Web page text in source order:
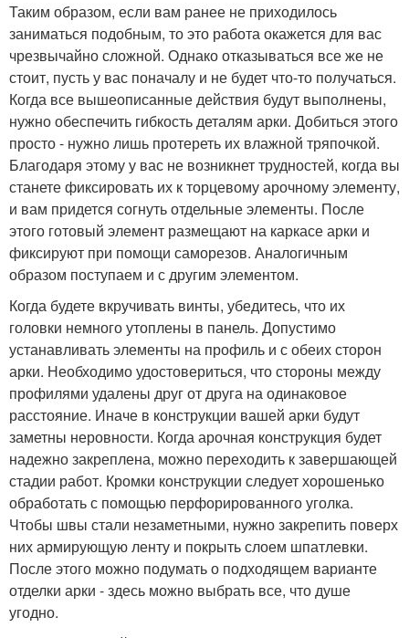
Таким образом, если вам ранее не приходилось
заниматься подобным, то это работа окажется для вас
чрезвычайно сложной. Однако отказываться все же не
стоит, пусть у вас поначалу и не будет что-то получаться.
Когда все вышеописанные действия будут выполнены,
нужно обеспечить гибкость деталям арки. Добиться этого
просто - нужно лишь протереть их влажной тряпочкой.
Благодаря этому у вас не возникнет трудностей, когда вы
станете фиксировать их к торцевому арочному элементу,
и вам придется согнуть отдельные элементы. После
этого готовый элемент размещают на каркасе арки и
фиксируют при помощи саморезов. Аналогичным
образом поступаем и с другим элементом.
Когда будете вкручивать винты, убедитесь, что их
головки немного утоплены в панель. Допустимо
устанавливать элементы на профиль и с обеих сторон
арки. Необходимо удостовериться, что стороны между
профилями удалены друг от друга на одинаковое
расстояние. Иначе в конструкции вашей арки будут
заметны неровности. Когда арочная конструкция будет
надежно закреплена, можно переходить к завершающей
стадии работ. Кромки конструкции следует хорошенько
обработать с помощью перфорированного уголка.
Чтобы швы стали незаметными, нужно закрепить поверх
них армирующую ленту и покрыть слоем шпатлевки.
После этого можно подумать о подходящем варианте
отделки арки - здесь можно выбрать все, что душе
угодно.